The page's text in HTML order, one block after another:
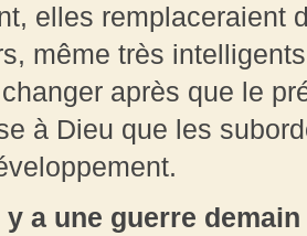
elles remplaceraient
même très
après que le
à Dieu que les
y a une guerre demain